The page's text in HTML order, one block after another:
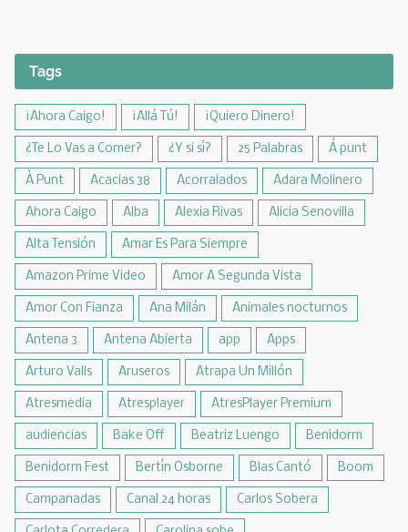
Tags
¡Ahora Caigo! ¡Allá Tú! ¡Quiero Dinero!
¿Te Lo Vas a Comer? ¿Y si sí? 25 Palabras Á punt
À Punt Acacias 38 Acorralados Adara Molinero
Ahora Caigo Alba Alexia Rivas Alicia Senovilla
Alta Tensión Amar Es Para Siempre
Amazon Prime Video Amor A Segunda Vista
Amor Con Fianza Ana Milán Animales nocturnos
Antena 3 Antena Abierta app Apps
Arturo Valls Aruseros Atrapa Un Millón
Atresmedia Atresplayer AtresPlayer Premium
audiencias Bake Off Beatriz Luengo Benidorm
Benidorm Fest Bertín Osborne Blas Cantó Boom
Campanadas Canal 24 horas Carlos Sobera